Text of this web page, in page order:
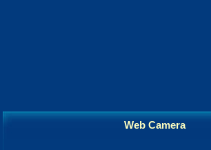
Web Camera